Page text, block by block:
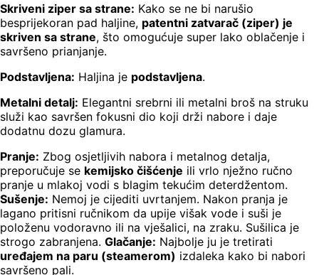
Skriveni ziper sa strane: Kako se ne bi narušio
besprijekoran pad haljine, patentni zatvarač (ziper) je
skriven sa strane, što omogućuje super lako oblačenje i
savršeno prianjanje.
Podstavljena: Haljina je podstavljena.
Metalni detalj: Elegantni srebrni ili metalni broš na struku
služi kao savršen fokusni dio koji drži nabore i daje
dodatnu dozu glamura.
Pranje: Zbog osjetljivih nabora i metalnog detalja,
preporučuje se kemijsko čišćenje ili vrlo nježno ručno
pranje u mlakoj vodi s blagim tekućim deterdžentom.
Sušenje: Nemoj je cijediti uvrtanjem. Nakon pranja je
lagano pritisni ručnikom da upije višak vode i suši je
položenu vodoravno ili na vješalici, na zraku. Sušilica je
strogo zabranjena. Glačanje: Najbolje ju je tretirati
uređajem na paru (steamerom) izdaleka kako bi nabori
savršeno pali.